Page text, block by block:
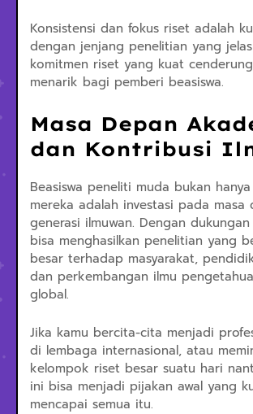
Konsistensi dan fokus riset adalah
dengan jenjang penelitian yang
komitmen riset yang kuat
menarik bagi pemberi beasiswa.
Masa Depan
dan Kontribusi
Beasiswa peneliti muda bukan
mereka adalah investasi pada masa
generasi ilmuwan. Dengan
bisa menghasilkan penelitian yang
besar terhadap masyarakat,
dan perkembangan ilmu
global.
Jika kamu bercita-cita menjadi
di lembaga internasional, atau
kelompok riset besar suatu hari
ini bisa menjadi pijakan awal yang
mencapai semua itu.